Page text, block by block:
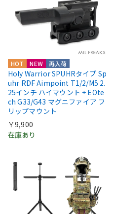
HOT NEW 再入荷
Holy Warrior SPUHRタイプ Sp
uhr RDF Aimpoint T1/2/M5 2.
25インチ ハイマウント + EOte
ch G33/G43 マグニファイア フ
リップマウント
￥9,900
在庫あり